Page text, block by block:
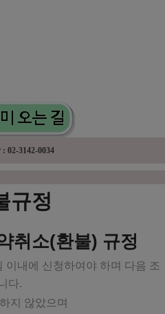
02-3142-0034
규정
취소(환불) 규정
이내에 신청하여야 하며 다음 조
다.
지 않았으며